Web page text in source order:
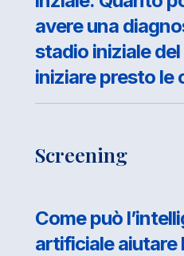
avere una
stadio iniziale
iniziare presto le
Screening
Come può
artificiale aiutare